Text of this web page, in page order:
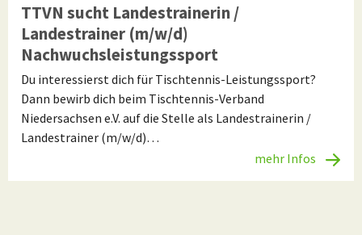
TTVN sucht Landestrainerin /
Landestrainer (m/w/d)
Nachwuchsleistungssport
Du interessierst dich für Tischtennis-Leistungssport?
Dann bewirb dich beim Tischtennis-Verband
Niedersachsen e.V. auf die Stelle als Landestrainerin /
Landestrainer (m/w/d)…
mehr Infos